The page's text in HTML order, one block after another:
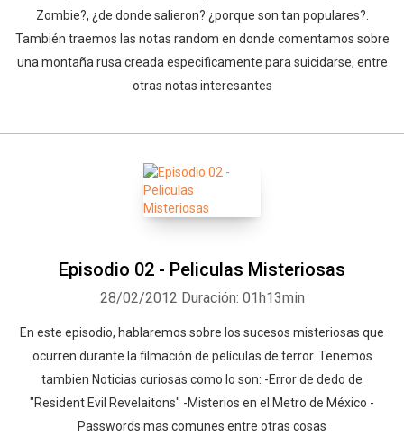
Zombie?, ¿de donde salieron? ¿porque son tan populares?.
También traemos las notas random en donde comentamos sobre
una montaña rusa creada especificamente para suicidarse, entre
otras notas interesantes
Episodio 02 - Peliculas Misteriosas
28/02/2012 Duración: 01h13min
En este episodio, hablaremos sobre los sucesos misteriosas que
ocurren durante la filmación de películas de terror. Tenemos
tambien Noticias curiosas como lo son: -Error de dedo de
"Resident Evil Revelaitons" -Misterios en el Metro de México -
Passwords mas comunes entre otras cosas